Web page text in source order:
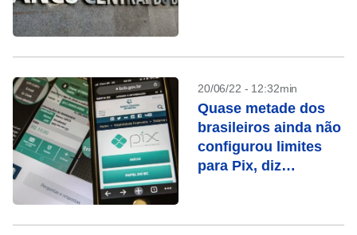
20/06/22 - 12:32min
Quase metade dos
brasileiros ainda não
configurou limites
para Pix, diz